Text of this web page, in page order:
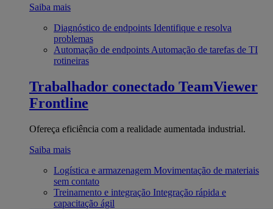
Saiba mais
Diagnóstico de endpoints Identifique e resolva
problemas
Automação de endpoints Automação de tarefas de TI
rotineiras
Trabalhador conectado TeamViewer
Frontline
Ofereça eficiência com a realidade aumentada industrial.
Saiba mais
Logística e armazenagem Movimentação de materiais
sem contato
Treinamento e integração Integração rápida e
capacitação ágil